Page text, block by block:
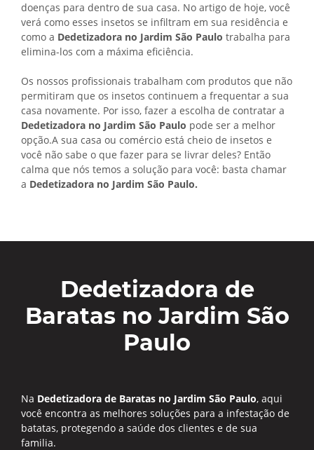
doenças para dentro de sua casa. No artigo de hoje, você
verá como esses insetos se infiltram em sua residência e
como a Dedetizadora no Jardim São Paulo trabalha para
elimina-los com a máxima eficiência.
Os nossos profissionais trabalham com produtos que não
permitiram que os insetos continuem a frequentar a sua
casa novamente. Por isso, fazer a escolha de contratar a
Dedetizadora no Jardim São Paulo pode ser a melhor
opção.A sua casa ou comércio está cheio de insetos e
você não sabe o que fazer para se livrar deles? Então
calma que nós temos a solução para você: basta chamar
a Dedetizadora no Jardim São Paulo.
Dedetizadora de
Baratas no Jardim São
Paulo
Na Dedetizadora de Baratas no Jardim São Paulo, aqui
você encontra as melhores soluções para a infestação de
batatas, protegendo a saúde dos clientes e de sua
familia.